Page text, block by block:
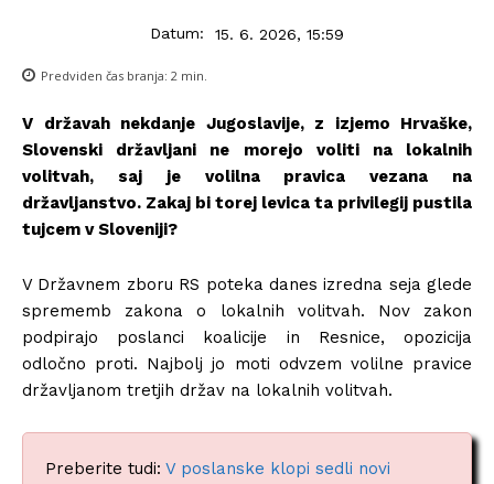
Datum: 15. 6. 2026, 15:59
Predviden čas branja: 2 min.
V državah nekdanje Jugoslavije, z izjemo Hrvaške,
Slovenski državljani ne morejo voliti na lokalnih
volitvah, saj je volilna pravica vezana na
državljanstvo. Zakaj bi torej levica ta privilegij pustila
tujcem v Sloveniji?
V Državnem zboru RS poteka danes izredna seja glede
sprememb zakona o lokalnih volitvah. Nov zakon
podpirajo poslanci koalicije in Resnice, opozicija
odločno proti. Najbolj jo moti odvzem volilne pravice
državljanom tretjih držav na lokalnih volitvah.
Preberite tudi: V poslanske klopi sedli novi